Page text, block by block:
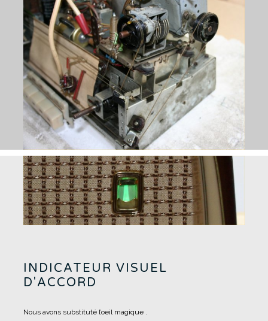
INDICATEUR VISUEL
D'ACCORD
Nous avons substituté l’oeil magique .